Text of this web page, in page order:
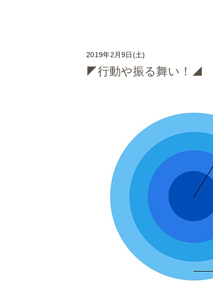
2019年2月9日(土)
◤行動や振る舞い！◢